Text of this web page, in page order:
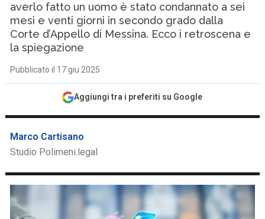
averlo fatto un uomo è stato condannato a sei
mesi e venti giorni in secondo grado dalla
Corte d’Appello di Messina. Ecco i retroscena e
la spiegazione
Pubblicato il 17 giu 2025
Aggiungi tra i preferiti su Google
Marco Cartisano
Studio Polimeni.legal